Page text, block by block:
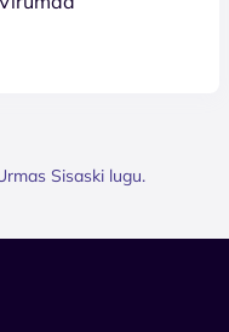
Sisaski lugu.